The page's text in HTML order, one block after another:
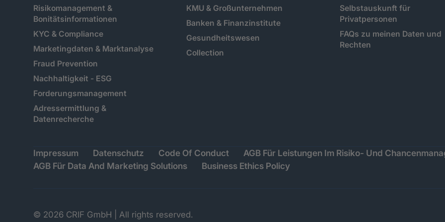
Risikomanagement &
Bonitätsinformationen
KYC & Compliance
Marketingdaten & Marktanalyse
Fraud Prevention
Nachhaltigkeit - ESG
Forderungsmanagement
Adressermittlung &
Datenrecherche
KMU & Großunternehmen
Banken & Finanzinstitute
Gesundheitswesen
Collection
Selbstauskunft für
Privatpersonen
FAQs zu meinen Daten und
Rechten
Impressum Datenschutz Code Of Conduct
AGB Für Leistungen Im Risiko- Und
AGB Für Data And Marketing Solutions
Business Ethics Policy
© 2026 CRIF GmbH | All rights reserved.